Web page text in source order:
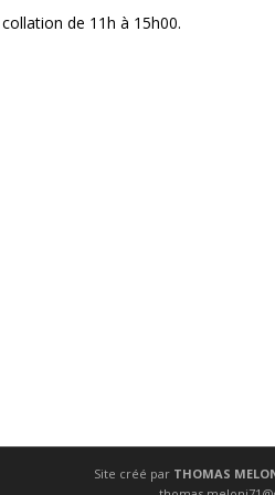
de 11h à 15h00.
Site créé par THOMAS